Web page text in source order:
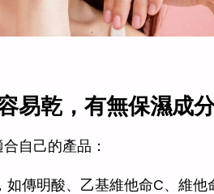
易乾，有無保濕成
自己的產品：
傳明酸、乙基維他命C、維